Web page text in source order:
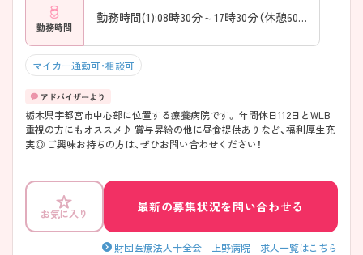
勤務時間
勤務時間(1):08時30分～17時30分（休憩60分）
マイカー通勤可・相談可
栃木県宇都宮市中心部に位置する療養病院です。 年間休日112日とWLB
重視の方にもオススメ♪ 賞与昇給の他に昼食提供ありなど、福利厚生充
実◎ ご興味お持ちの方は、ぜひお問い合わせください！
お気に入り 最新の募集状況を問い合わせる
財団医療法人十全会 上野病院 求人一覧はこちら